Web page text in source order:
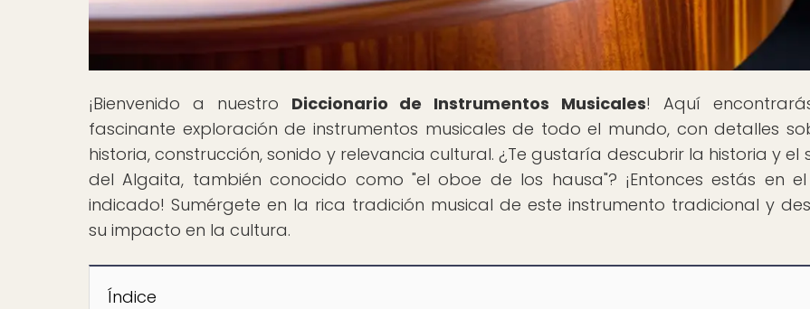
¡Bienvenido a nuestro Diccionario de Instrumentos Musicales! Aquí
fascinante exploración de instrumentos musicales de todo el mundo, con detalles
historia, construcción, sonido y relevancia cultural. ¿Te gustaría descubrir la historia y el
del Algaita, también conocido como "el oboe de los hausa"? ¡Entonces estás en
indicado! Sumérgete en la rica tradición musical de este instrumento tradicional y
su impacto en la cultura.
Índice